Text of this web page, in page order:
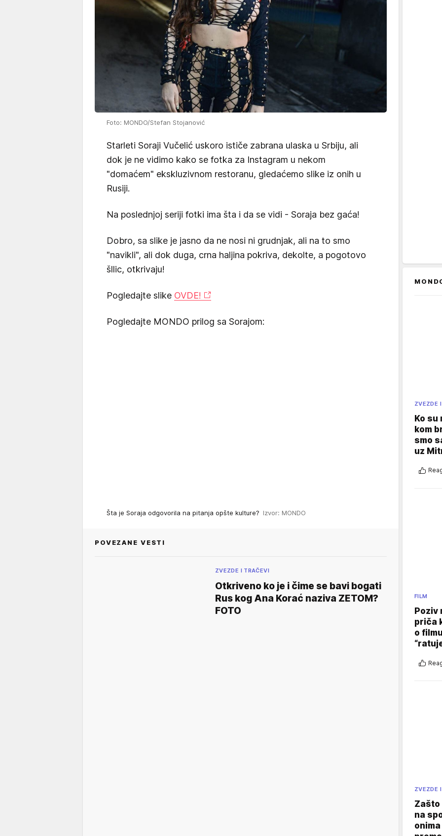
Foto: MONDO/Stefan Stojanović
Starleti Soraji Vučelić uskoro ističe zabrana ulaska u Srbiju, ali
dok je ne vidimo kako se fotka za Instagram u nekom
"domaćem" ekskluzivnom restoranu, gledaćemo slike iz onih u
Rusiji.
Na poslednjoj seriji fotki ima šta i da se vidi - Soraja bez gaća!
Dobro, sa slike je jasno da ne nosi ni grudnjak, ali na to smo
"navikli", ali dok duga, crna haljina pokriva, dekolte, a pogotovo
šllic, otkrivaju!
Pogledajte slike OVDE!
Pogledajte MONDO prilog sa Sorajom:
Šta je Soraja odgovorila na pitanja opšte kulture? Izvor: MONDO
POVEZANE VESTI
ZVEZDE I TRAČEVI
Otkriveno ko je i čime se bavi bogati
Rus kog Ana Korać naziva ZETOM?
FOTO
ZVEZDE
Ko su
kom
smo
uz
FILM
Poziv
priča
o
ZVEZDE
Zašto
na